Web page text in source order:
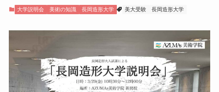
大学説明会 美術の知識 長岡造形大学 美大受験 長岡造形大学